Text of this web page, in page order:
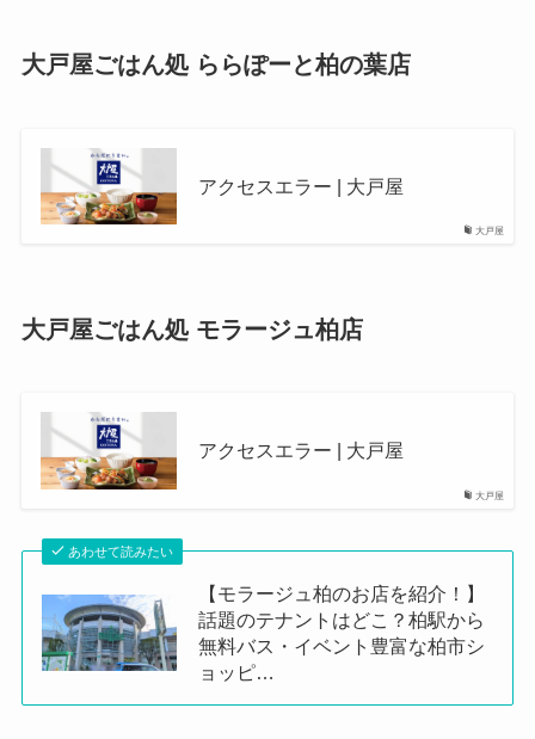
大戸屋ごはん処 ららぽーと柏の葉店
大戸屋
アクセスエラー | 大戸屋
大戸屋ごはん処 モラージュ柏店
大戸屋
アクセスエラー | 大戸屋
あわせて読みたい
【モラージュ柏のお店を紹介！】
話題のテナントはどこ？柏駅から
無料バス・イベント豊富な柏市シ
ョッピ…